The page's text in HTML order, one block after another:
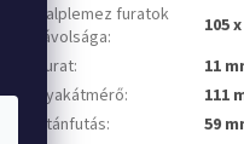
Talplemez furatok
távolsága:
105
Furat:
11
Nyakátmérő:
111
Utánfutás:
59